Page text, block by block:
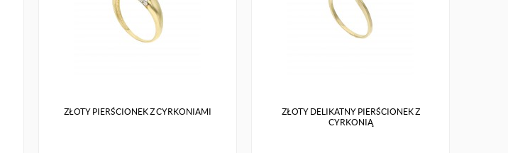
ZŁOTY PIERŚCIONEK Z CYRKONIAMI
ZŁOTY DELIKATNY PIERŚCIONEK Z
CYRKONIĄ